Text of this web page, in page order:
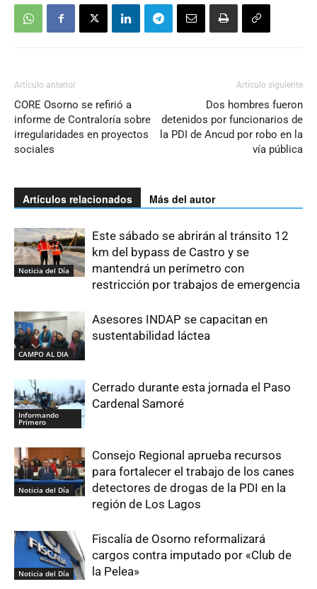
Artículo anterior
CORE Osorno se refirió a
informe de Contraloría sobre
irregularidades en proyectos
sociales
Artículo siguiente
Dos hombres fueron
detenidos por funcionarios de
la PDI de Ancud por robo en la
vía pública
Artículos relacionados Más del autor
Noticia del Día
Este sábado se abrirán al tránsito 12
km del bypass de Castro y se
mantendrá un perímetro con
restricción por trabajos de emergencia
CAMPO AL DIA
Asesores INDAP se capacitan en
sustentabilidad láctea
Informando
Primero
Cerrado durante esta jornada el Paso
Cardenal Samoré
Noticia del Día
Consejo Regional aprueba recursos
para fortalecer el trabajo de los canes
detectores de drogas de la PDI en la
región de Los Lagos
Noticia del Día
Fiscalía de Osorno reformalizará
cargos contra imputado por «Club de
la Pelea»